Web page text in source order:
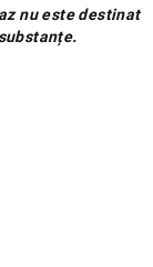
nu este destinat